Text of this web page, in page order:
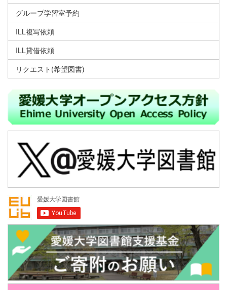
グループ学習室予約
ILL複写依頼
ILL貸借依頼
リクエスト(希望図書)